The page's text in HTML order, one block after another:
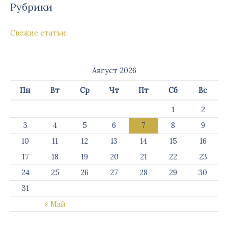
Рубрики
Свежие статьи
Август 2026
Пн Вт Ср Чт Пт Сб Вс
« Май
1
2
3
4 5 6 7 8
9
10
11 12 13 14 15
16
17
18 19 20 21 22
23
24
25 26 27 28 29
30
31